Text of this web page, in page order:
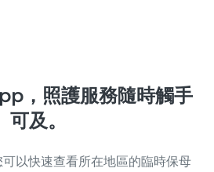
，照護服務隨時觸手
可及。
以快速查看所在地區的臨時保母